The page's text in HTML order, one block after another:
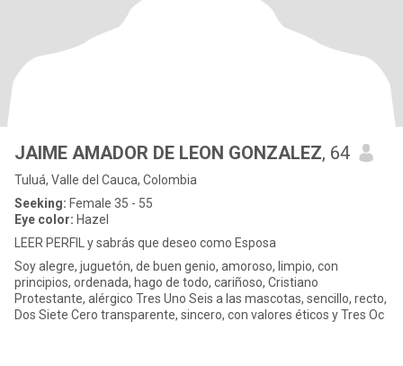
JAIME AMADOR DE LEON GONZALEZ, 64
Tuluá, Valle del Cauca, Colombia
Seeking: Female 35 - 55
Eye color: Hazel
LEER PERFIL y sabrás que deseo como Esposa
Soy alegre, juguetón, de buen genio, amoroso, limpio, con
principios, ordenada, hago de todo, cariñoso, Cristiano
Protestante, alérgico Tres Uno Seis a las mascotas, sencillo, recto,
Dos Siete Cero transparente, sincero, con valores éticos y Tres Oc